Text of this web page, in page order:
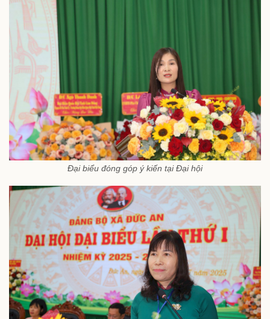
Đại biểu đóng góp ý kiến tại Đại hội